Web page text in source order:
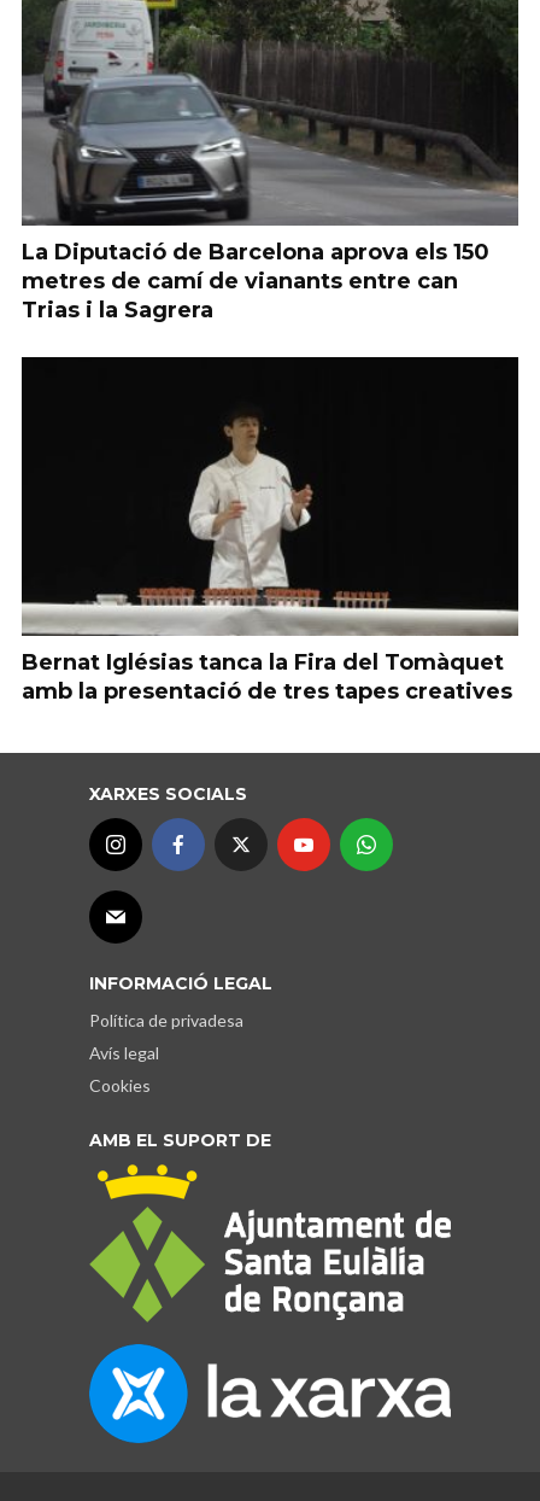
La Diputació de Barcelona aprova els 150
metres de camí de vianants entre can
Trias i la Sagrera
Bernat Iglésias tanca la Fira del Tomàquet
amb la presentació de tres tapes creatives
XARXES SOCIALS
INFORMACIÓ LEGAL
Política de privadesa
Avís legal
Cookies
AMB EL SUPORT DE